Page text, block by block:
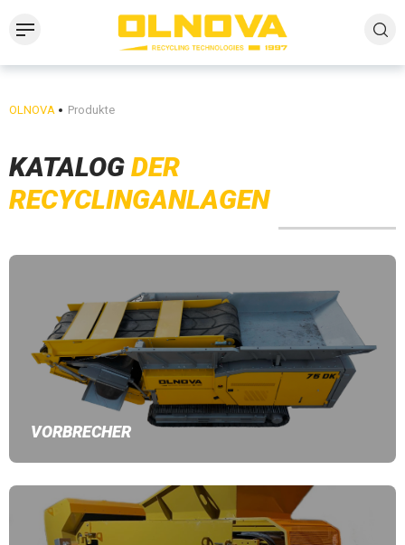
OLNOVA Produkte
KATALOG DER
RECYCLINGANLAGEN
VORBRECHER